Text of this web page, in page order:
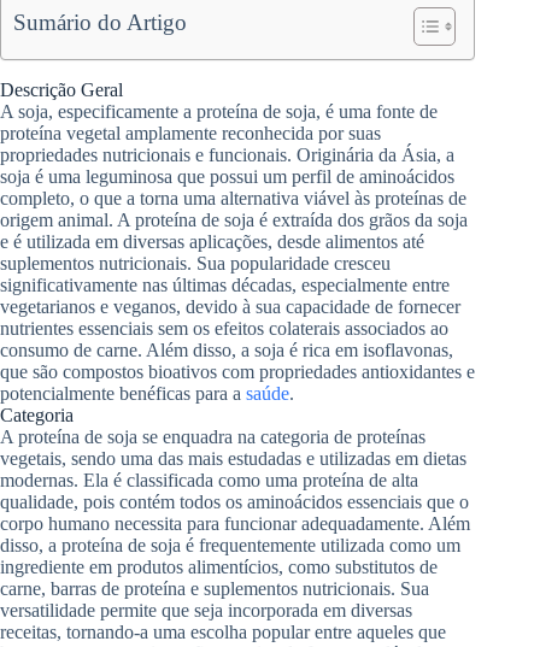
Sumário do Artigo
Descrição Geral
A soja, especificamente a proteína de soja, é uma fonte de
proteína vegetal amplamente reconhecida por suas
propriedades nutricionais e funcionais. Originária da Ásia, a
soja é uma leguminosa que possui um perfil de aminoácidos
completo, o que a torna uma alternativa viável às proteínas de
origem animal. A proteína de soja é extraída dos grãos da soja
e é utilizada em diversas aplicações, desde alimentos até
suplementos nutricionais. Sua popularidade cresceu
significativamente nas últimas décadas, especialmente entre
vegetarianos e veganos, devido à sua capacidade de fornecer
nutrientes essenciais sem os efeitos colaterais associados ao
consumo de carne. Além disso, a soja é rica em isoflavonas,
que são compostos bioativos com propriedades antioxidantes e
potencialmente benéficas para a saúde.
Categoria
A proteína de soja se enquadra na categoria de proteínas
vegetais, sendo uma das mais estudadas e utilizadas em dietas
modernas. Ela é classificada como uma proteína de alta
qualidade, pois contém todos os aminoácidos essenciais que o
corpo humano necessita para funcionar adequadamente. Além
disso, a proteína de soja é frequentemente utilizada como um
ingrediente em produtos alimentícios, como substitutos de
carne, barras de proteína e suplementos nutricionais. Sua
versatilidade permite que seja incorporada em diversas
receitas, tornando-a uma escolha popular entre aqueles que